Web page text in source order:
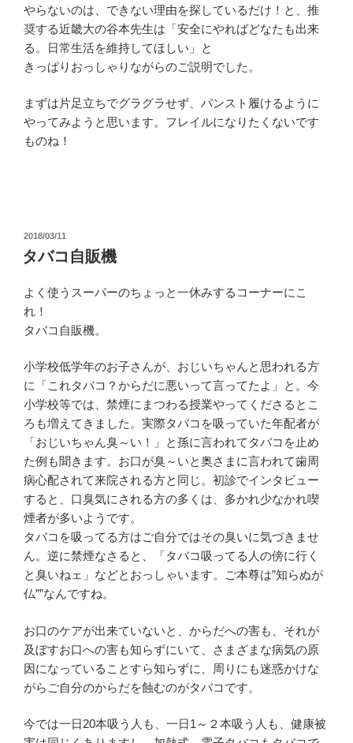
やらないのは、できない理由を探しているだけ！と、推
奨する近畿大の谷本先生は「安全にやればどなたも出来
る。日常生活を維持してほしい」と
きっぱりおっしゃりながらのご説明でした。
まずは片足立ちでグラグラせず、パンスト履けるように
やってみようと思います。フレイルになりたくないです
ものね！
投
稿
日:
2018/03/11
タバコ自販機
よく使うスーパーのちょっと一休みするコーナーにこ
れ！
タバコ自販機。
小学校低学年のお子さんが、おじいちゃんと思われる方
に「これタバコ？からだに悪いって言ってたよ」と。今
小学校等では、禁煙にまつわる授業やってくださるとこ
ろも増えてきました。実際タバコを吸っていた年配者が
「おじいちゃん臭～い！」と孫に言われてタバコを止め
た例も聞きます。お口が臭～いと奥さまに言われて歯周
病心配されて来院される方と同じ。初診でインタビュー
すると、口臭気にされる方の多くは、多かれ少なかれ喫
煙者が多いようです。
タバコを吸ってる方はご自分ではその臭いに気づきませ
ん。逆に禁煙なさると、「タバコ吸ってる人の傍に行く
と臭いねェ」などとおっしゃいます。ご本尊は”知らぬが
仏””なんですね。
お口のケアが出来ていないと、からだへの害も、それが
及ぼすお口への害も知らずにいて、さまざまな病気の原
因になっていることすら知らずに、周りにも迷惑かけな
がらご自分のからだを蝕むのがタバコです。
今では一日20本吸う人も、一日1～２本吸う人も、健康被